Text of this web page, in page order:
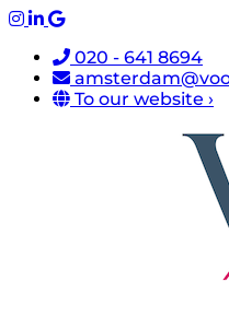
020 - 641 8694
To our website ›